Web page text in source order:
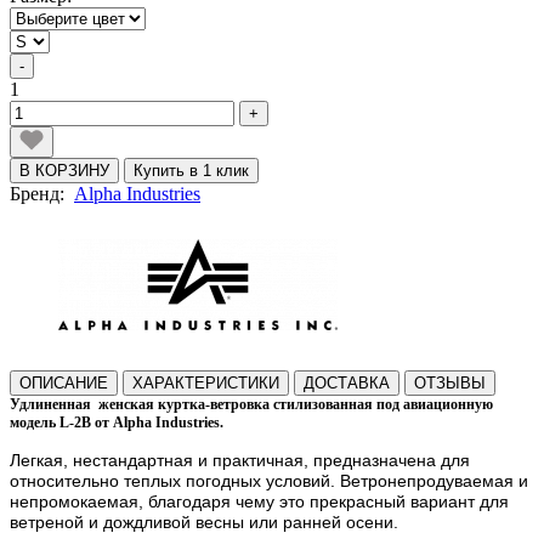
-
1
+
В КОРЗИНУ Купить в 1 клик
Бренд: Alpha Industries
ОПИСАНИЕ ХАРАКТЕРИСТИКИ ДОСТАВКА ОТЗЫВЫ
Удлиненная женская куртка-ветровка стилизованная под авиационную
модель L-2B от Alpha Industries.
Легкая, нестандартная и практичная, предназначена для
относительно теплых погодных условий. Ветронепродуваемая и
непромокаемая, благодаря чему это прекрасный вариант для
ветреной и дождливой весны или ранней осени.